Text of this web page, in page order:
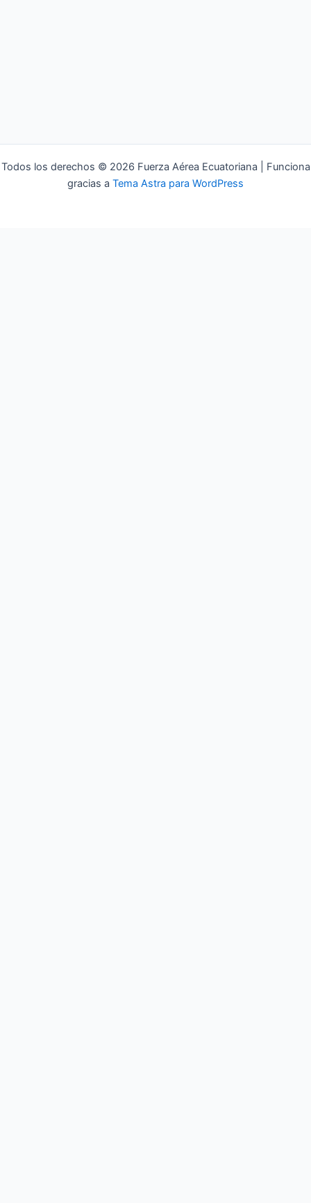
Todos los derechos © 2026 Fuerza Aérea Ecuatoriana | Funciona
gracias a Tema Astra para WordPress